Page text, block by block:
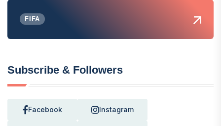
FIFA
Subscribe & Followers
Facebook Instagram